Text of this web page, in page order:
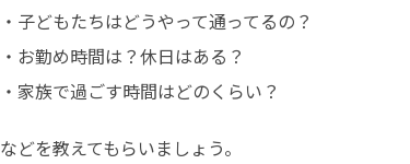
・子どもたちはどうやって通ってるの？
・お勤め時間は？休日はある？
・家族で過ごす時間はどのくらい？
などを教えてもらいましょう。